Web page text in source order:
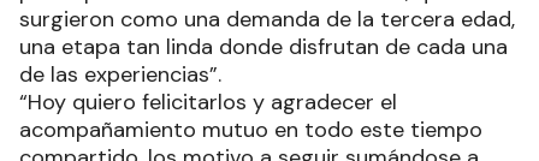
surgieron como una demanda de la tercera edad,
una etapa tan linda donde disfrutan de cada una
de las experiencias”.
“Hoy quiero felicitarlos y agradecer el
acompañamiento mutuo en todo este tiempo